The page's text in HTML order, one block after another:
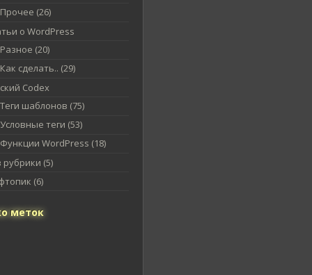
Прочее (26)
о WordPress
Разное (20)
Как сделать.. (29)
Codex
Теги шаблонов (75)
Условные теги (53)
Функции WordPress (18)
рубрики (5)
(6)
меток